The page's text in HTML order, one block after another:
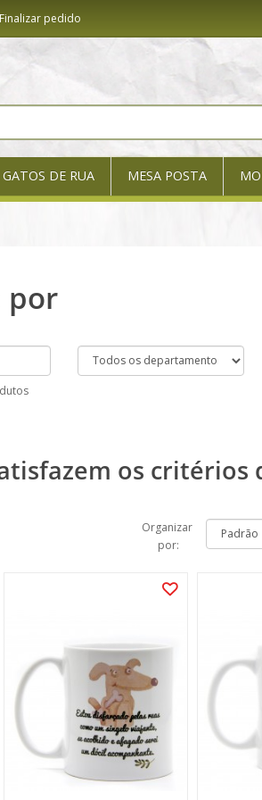
Finalizar pedido
GATOS DE RUA MESA POSTA
por
os critérios
Organizar
por: